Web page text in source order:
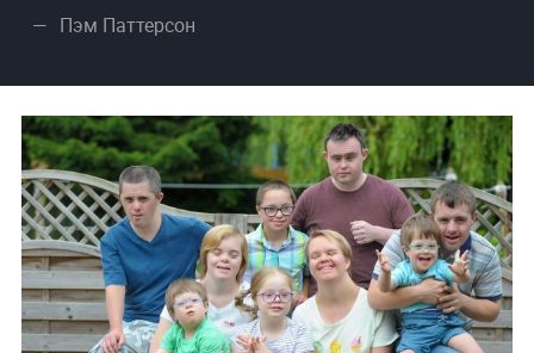
Пэм Паттерсон